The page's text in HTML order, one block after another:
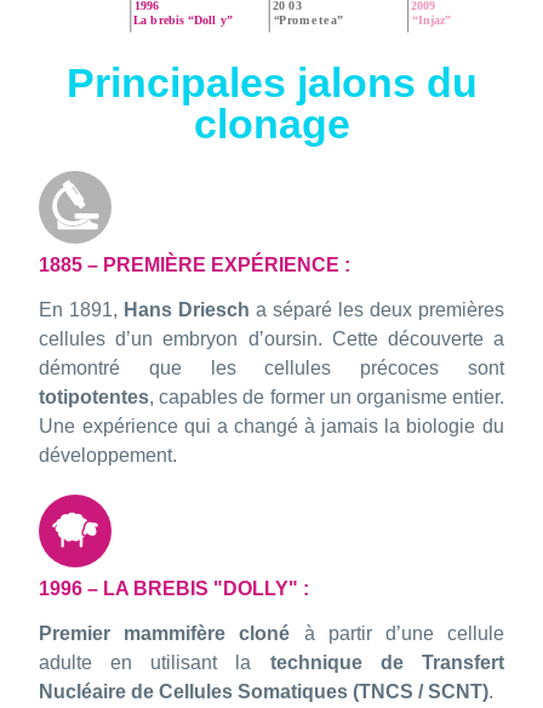
Principales jalons du
clonage
1885 – PREMIÈRE EXPÉRIENCE :
En 1891, Hans Driesch a séparé les deux premières
cellules d’un embryon d’oursin. Cette découverte a
démontré que les cellules précoces sont
totipotentes, capables de former un organisme entier.
Une expérience qui a changé à jamais la biologie du
développement.
1996 – LA BREBIS "DOLLY" :
Premier mammifère cloné à partir d’une cellule
adulte en utilisant la technique de Transfert
Nucléaire de Cellules Somatiques (TNCS / SCNT).